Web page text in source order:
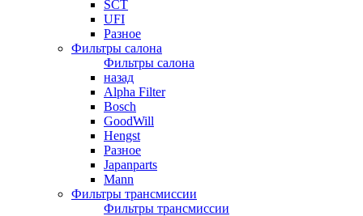
SCT
UFI
Разное
Фильтры салона
Фильтры салона
назад
Alpha Filter
Bosch
GoodWill
Hengst
Разное
Japanparts
Mann
Фильтры трансмиссии
Фильтры трансмиссии